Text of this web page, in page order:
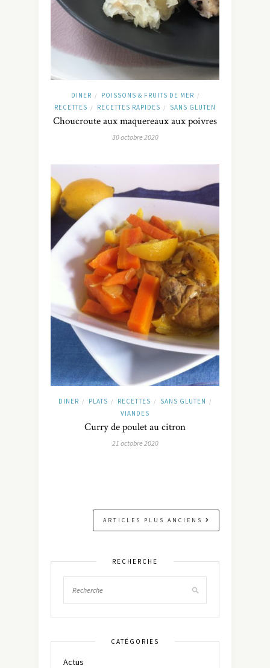
DINER / POISSONS & FRUITS DE MER /
RECETTES / RECETTES RAPIDES / SANS GLUTEN
Choucroute aux maquereaux aux poivres
30 octobre 2020
DINER / PLATS / RECETTES / SANS GLUTEN /
VIANDES
Curry de poulet au citron
21 octobre 2020
ARTICLES PLUS ANCIENS
RECHERCHE
CATÉGORIES
Actus